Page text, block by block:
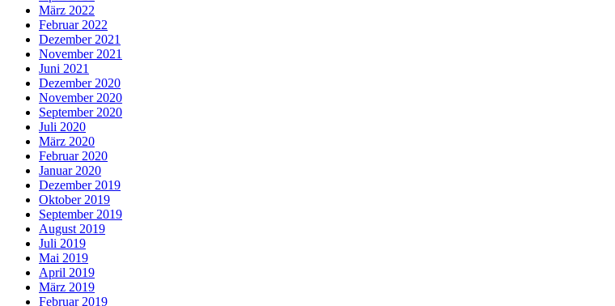
März 2022
Februar 2022
Dezember 2021
November 2021
Juni 2021
Dezember 2020
November 2020
September 2020
Juli 2020
März 2020
Februar 2020
Januar 2020
Dezember 2019
Oktober 2019
September 2019
August 2019
Juli 2019
Mai 2019
April 2019
März 2019
Februar 2019